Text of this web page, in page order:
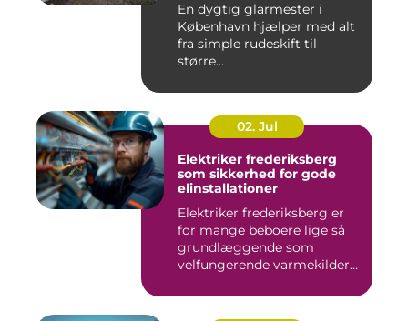
En dygtig glarmester i
København hjælper med alt
fra simple rudeskift til
større...
02. Jul
Elektriker frederiksberg
som sikkerhed for gode
elinstallationer
Elektriker frederiksberg er
for mange beboere lige så
grundlæggende som
velfungerende varmekilder